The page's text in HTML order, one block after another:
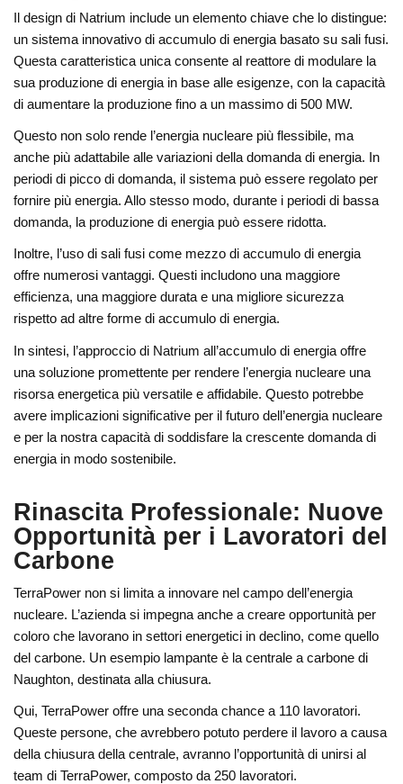
Il design di Natrium include un elemento chiave che lo distingue:
un sistema innovativo di accumulo di energia basato su sali fusi.
Questa caratteristica unica consente al reattore di modulare la
sua produzione di energia in base alle esigenze, con la capacità
di aumentare la produzione fino a un massimo di 500 MW.
Questo non solo rende l’energia nucleare più flessibile, ma
anche più adattabile alle variazioni della domanda di energia. In
periodi di picco di domanda, il sistema può essere regolato per
fornire più energia. Allo stesso modo, durante i periodi di bassa
domanda, la produzione di energia può essere ridotta.
Inoltre, l’uso di sali fusi come mezzo di accumulo di energia
offre numerosi vantaggi. Questi includono una maggiore
efficienza, una maggiore durata e una migliore sicurezza
rispetto ad altre forme di accumulo di energia.
In sintesi, l’approccio di Natrium all’accumulo di energia offre
una soluzione promettente per rendere l’energia nucleare una
risorsa energetica più versatile e affidabile. Questo potrebbe
avere implicazioni significative per il futuro dell’energia nucleare
e per la nostra capacità di soddisfare la crescente domanda di
energia in modo sostenibile.
Rinascita Professionale: Nuove
Opportunità per i Lavoratori del
Carbone
TerraPower non si limita a innovare nel campo dell’energia
nucleare. L’azienda si impegna anche a creare opportunità per
coloro che lavorano in settori energetici in declino, come quello
del carbone. Un esempio lampante è la centrale a carbone di
Naughton, destinata alla chiusura.
Qui, TerraPower offre una seconda chance a 110 lavoratori.
Queste persone, che avrebbero potuto perdere il lavoro a causa
della chiusura della centrale, avranno l’opportunità di unirsi al
team di TerraPower, composto da 250 lavoratori.